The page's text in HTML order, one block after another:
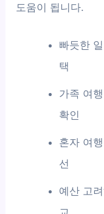
도움이 됩니다.
빠듯한
택
가족 여
확인
혼자 여
선
예산 고